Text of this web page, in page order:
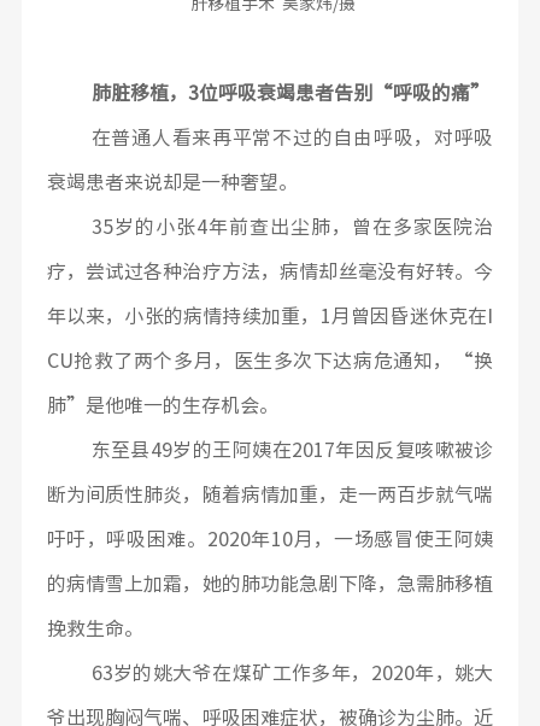
肺脏移植，3位呼吸衰竭患者告别“呼吸的痛”
在普通人看来再平常不过的自由呼吸，对呼吸
衰竭患者来说却是一种奢望。
35岁的小张4年前查出尘肺，曾在多家医院治
疗，尝试过各种治疗方法，病情却丝毫没有好转。今
年以来，小张的病情持续加重，1月曾因昏迷休克在I
CU抢救了两个多月，医生多次下达病危通知，“换
肺”是他唯一的生存机会。
东至县49岁的王阿姨在2017年因反复咳嗽被诊
断为间质性肺炎，随着病情加重，走一两百步就气喘
吁吁，呼吸困难。2020年10月，一场感冒使王阿姨
的病情雪上加霜，她的肺功能急剧下降，急需肺移植
挽救生命。
63岁的姚大爷在煤矿工作多年，2020年，姚大
爷出现胸闷气喘、呼吸困难症状，被确诊为尘肺。近